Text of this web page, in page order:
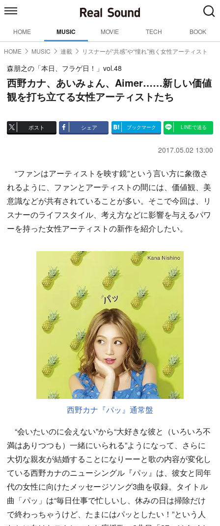
HOME MUSIC MOVIE TECH BOOK
HOME MUSIC 連載 リスナーが“共感”や“憧れ”抱く女性アーティスト
森朋之の「本日、フラゲ日！」vol.48
西野カナ、あいみょん、Aimer……新しい価値
観を打ち立てる女性アーティストたち
ポスト シェア ブックマーク LINEで送る
2017.05.02 13:00
“ファンはアーティストを映す鏡”という言い方に象徴さ
れるように、ファンとアーティストの間には、価値観、美
意識などが共有されていることが多い。そこで今回は、リ
スナーのライフスタイル、考え方などに影響を与えるパワ
ーを持った女性アーティストの新作を紹介したい。
西野カナ『パッ』通常盤
“会いたいのに会えない”から“大好きな彼と（いろいろ不
満はありつつも）一緒にいられる”ようになって、さらに
大切な親友が結婚することになりーーと歌の内容が変化し
ている西野カナのニューシングル『パッ』は、彼女と同年
代の女性に向けたメッセージソング3曲を収録。タイトル
曲「パッ」は“毎日仕事で忙しいし、休みの日は掃除だけ
で終わっちゃうけど、たまにはパッとしたい！”という人